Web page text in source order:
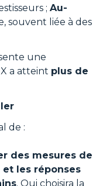
; Au-
souvent liée à des
une
a atteint plus de
de :
des mesures de
les réponses
. Qui choisira la